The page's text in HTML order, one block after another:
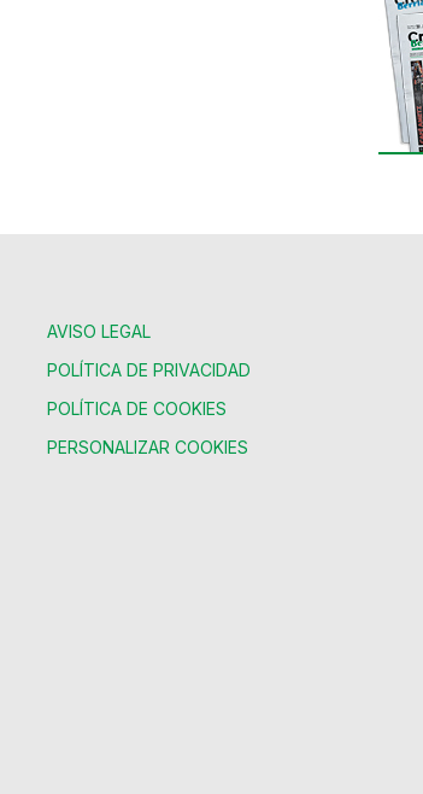
AVISO LEGAL
POLÍTICA DE PRIVACIDAD
POLÍTICA DE COOKIES
PERSONALIZAR COOKIES